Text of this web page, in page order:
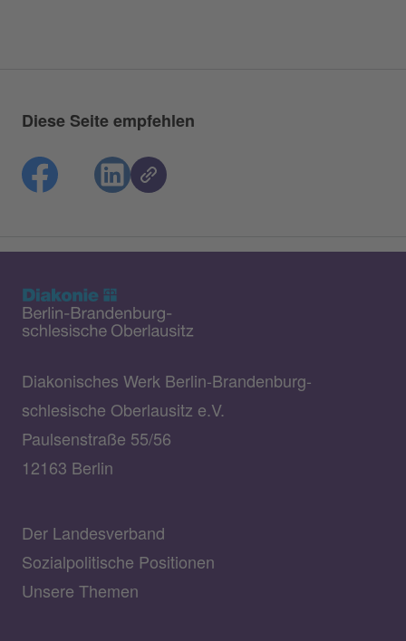
Diese Seite empfehlen
Diakonisches Werk Berlin-Brandenburg-
schlesische Oberlausitz e.V.
Paulsenstraße 55/56
12163 Berlin
Der Landesverband
Sozialpolitische Positionen
Unsere Themen